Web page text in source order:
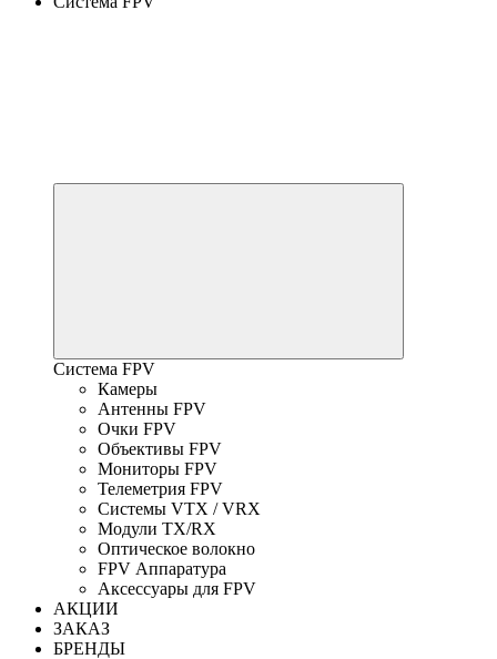
Система FPV
Камеры
Антенны FPV
Очки FPV
Объективы FPV
Мониторы FPV
Телеметрия FPV
Системы VTX / VRX
Модули TX/RX
Оптическое волокно
FPV Аппаратура
Аксессуары для FPV
АКЦИИ
ЗАКАЗ
БРЕНДЫ